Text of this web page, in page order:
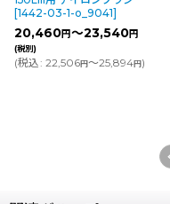
[1442-03-1-o_9041]
20,460円～23,540円
(税別)
(税込: 22,506円～25,894円)